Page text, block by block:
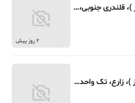
64 متر، دولت ( کلاهدوز )، قلندری جنوبی، تک واحدی
2 روز پیش
54 متر، دولت ( کلاهدوز )، زارع، تک واحدی + بالکن